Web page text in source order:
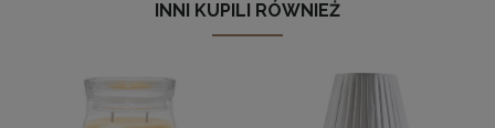
INNI KUPILI RÓWNIEŻ